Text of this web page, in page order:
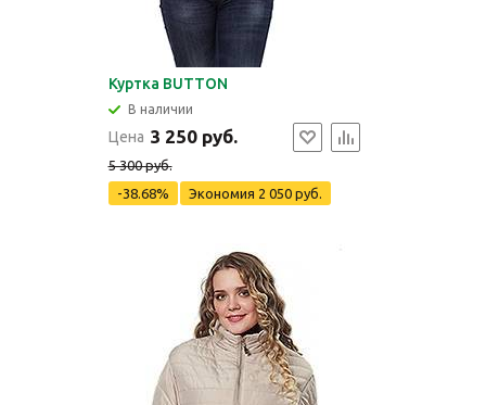
Куртка BUTTON
В наличии
Цена 3 250 руб.
5 300 руб.
-38.68%
Экономия 2 050 руб.